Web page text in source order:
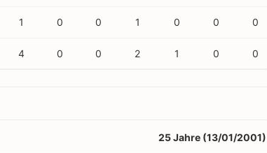
1 0 0 1 0 0 0
4 0 0 2 1 0 0
25 Jahre (13/01/2001)